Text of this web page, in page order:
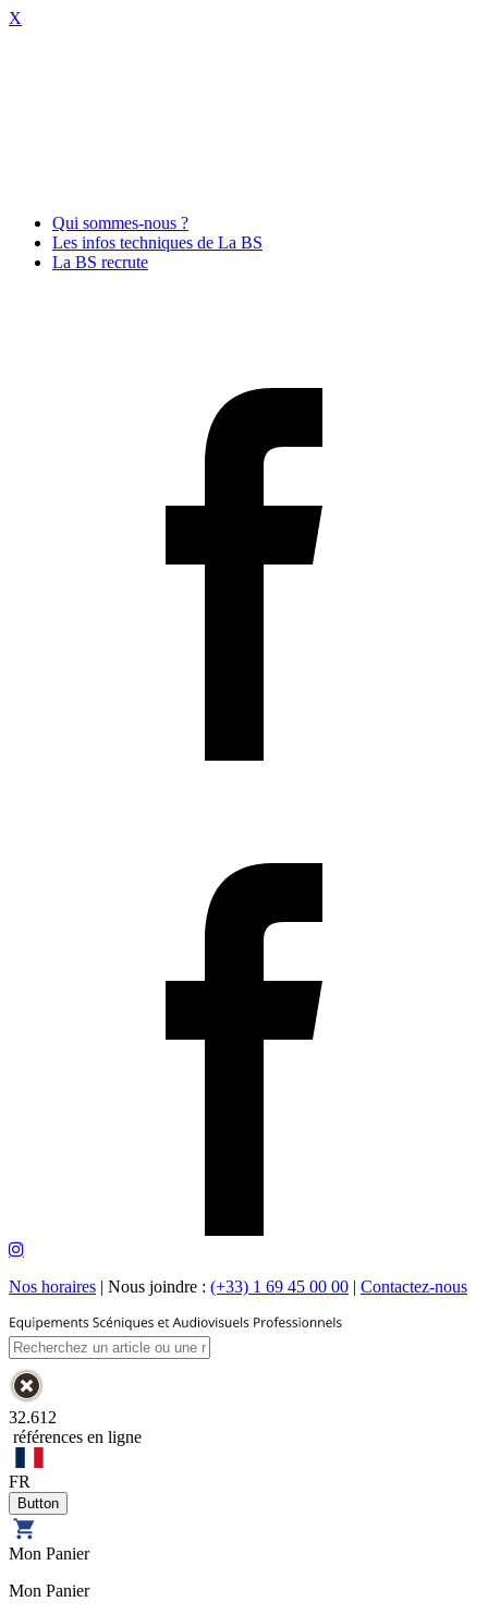
X
Qui sommes-nous ?
Les infos techniques de La BS
La BS recrute
Nos horaires | Nous joindre : (+33) 1 69 45 00 00 | Contactez-nous
32.612
références en ligne
FR
Mon Panier
Mon Panier